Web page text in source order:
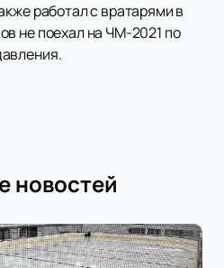
работал с вратарями в
не поехал на ЧМ-2021 по
новостей